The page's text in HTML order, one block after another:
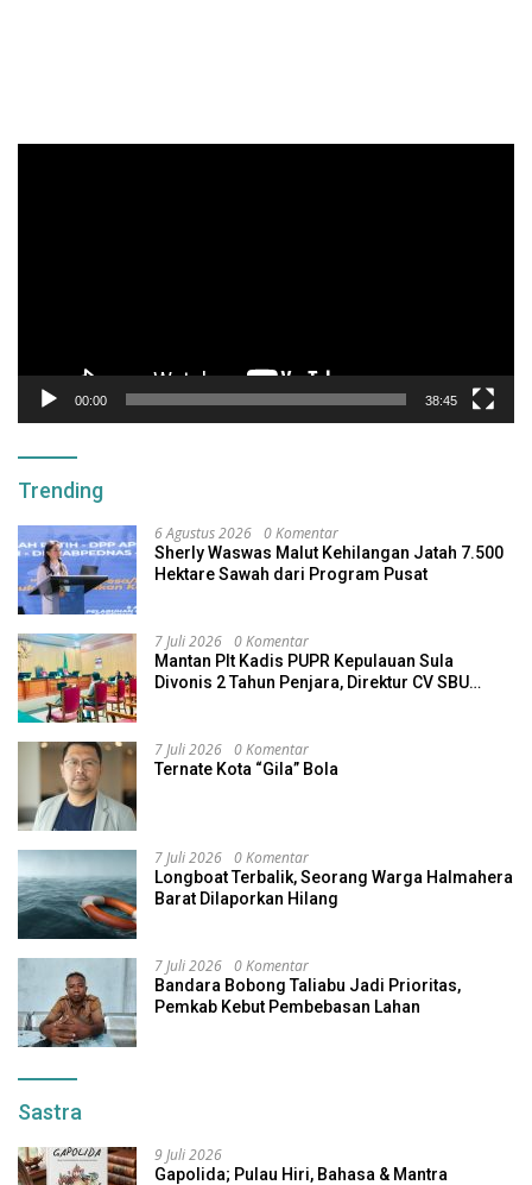
00:00 38:45
Trending
6 Agustus 2026 0 Komentar
Sherly Waswas Malut Kehilangan Jatah 7.500
Hektare Sawah dari Program Pusat
7 Juli 2026 0 Komentar
Mantan Plt Kadis PUPR Kepulauan Sula
Divonis 2 Tahun Penjara, Direktur CV SBU
7 Juli 2026 0 Komentar
Ternate Kota “Gila” Bola
7 Juli 2026 0 Komentar
Longboat Terbalik, Seorang Warga Halmahera
Barat Dilaporkan Hilang
7 Juli 2026 0 Komentar
Bandara Bobong Taliabu Jadi Prioritas,
Pemkab Kebut Pembebasan Lahan
Sastra
9 Juli 2026
Gapolida; Pulau Hiri, Bahasa & Mantra